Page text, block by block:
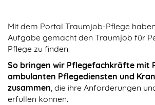
Mit dem Portal Traumjob-Pflege
Aufgabe gemacht den Traumjob für
Pflege zu finden.
So bringen wir Pflegefachkräfte mit
ambulanten Pflegediensten und
zusammen, die ihre Anforderungen
erfüllen können.